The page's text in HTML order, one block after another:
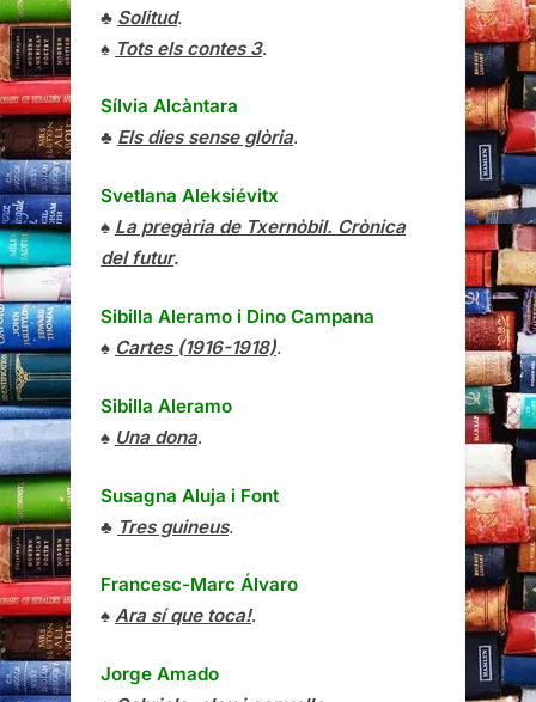
♣ Solitud.
♠ Tots els contes 3.
Sílvia Alcàntara
♣ Els dies sense glòria.
Svetlana Aleksiévitx
♠ La pregària de Txernòbil. Crònica
del futur.
Sibilla Aleramo i Dino Campana
♠ Cartes (1916-1918).
Sibilla Aleramo
♠ Una dona.
Susagna Aluja i Font
♣ Tres guineus.
Francesc-Marc Álvaro
♠ Ara sí que toca!.
Jorge Amado